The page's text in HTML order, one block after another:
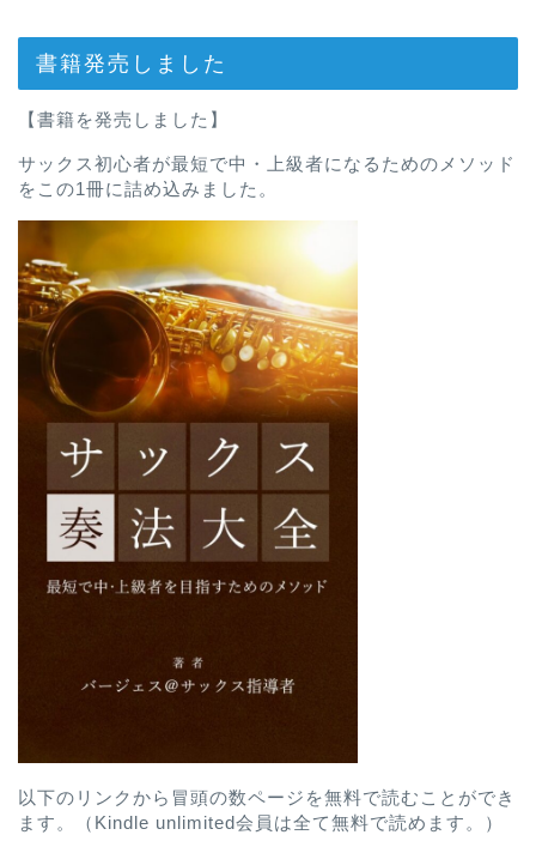
書籍発売しました
【書籍を発売しました】
サックス初心者が最短で中・上級者になるためのメソッド
をこの1冊に詰め込みました。
以下のリンクから冒頭の数ページを無料で読むことができ
ます。（Kindle unlimited会員は全て無料で読めます。）